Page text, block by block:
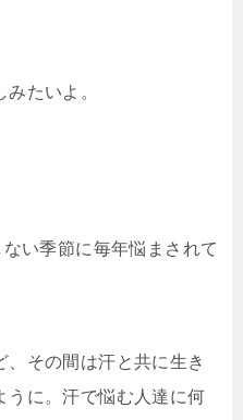
たいよ。
い季節に毎年悩まされて
その間は汗と共に生き
うに。汗で悩む人達に何